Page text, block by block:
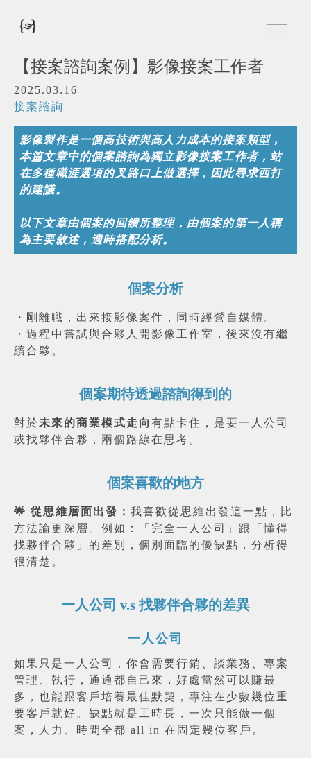
【接案諮詢案例】影像接案工作者
2025.03.16
接案諮詢
影像製作是一個高技術與高人力成本的接案類型，
本篇文章中的個案諮詢為獨立影像接案工作者，站
在多種職涯選項的叉路口上做選擇，因此尋求西打
的建議。
以下文章由個案的回饋所整理，由個案的第一人稱
為主要敘述，適時搭配分析。
個案分析
・剛離職，出來接影像案件，同時經營自媒體。
・過程中嘗試與合夥人開影像工作室，後來沒有繼
續合夥。
個案期待透過諮詢得到的
對於未來的商業模式走向 有點卡住，是要一人公司
或找夥伴合夥，兩個路線在思考。
個案喜歡的地方
🌟 從思維層面出發： 我喜歡從思維出發這一點，比
方法論更深層。例如：「完全一人公司」跟「懂得
找夥伴合夥」的差別，個別面臨的優缺點，分析得
很清楚。
一人公司 v.s 找夥伴合夥的差異
一人公司
如果只是一人公司，你會需要行銷、談業務、專案
管理、執行，通通都自己來，好處當然可以賺最
多，也能跟客戶培養最佳默契，專注在少數幾位重
要客戶就好。缺點就是工時長，一次只能做一個
案，人力、時間全都 all in 在固定幾位客戶。